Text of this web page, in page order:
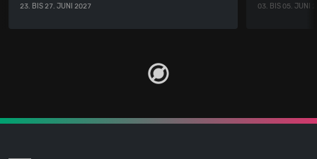
23. BIS 27. JUNI 2027 03. BIS 05. JUNI